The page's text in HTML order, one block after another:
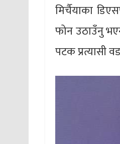
मिर्चैयाका
फोन उठाउँनु
पटक प्रत्यासी